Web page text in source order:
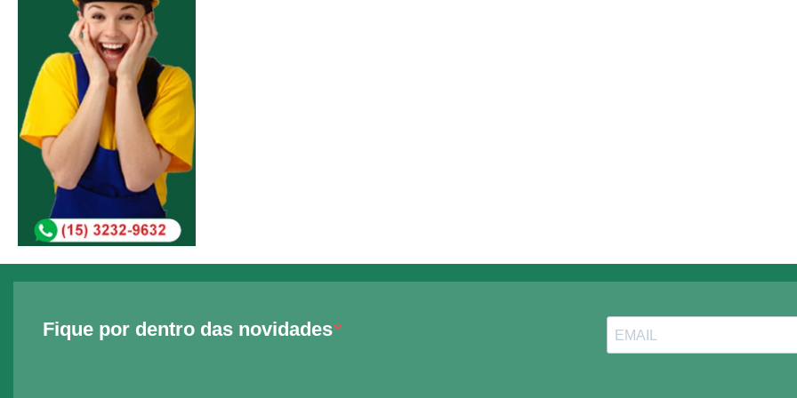
Fique por dentro das novidades